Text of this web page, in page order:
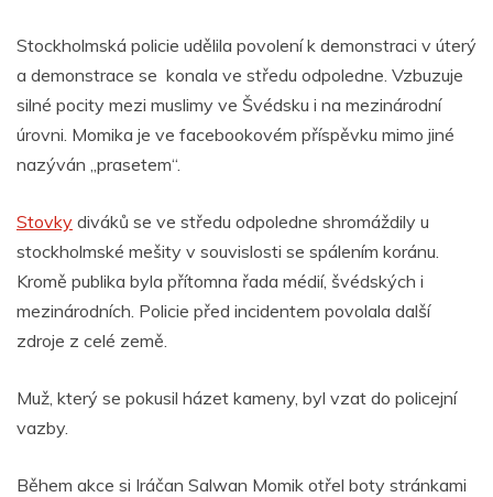
Stockholmská policie udělila povolení k demonstraci v úterý
a demonstrace se konala ve středu odpoledne. Vzbuzuje
silné pocity mezi muslimy ve Švédsku i na mezinárodní
úrovni. Momika je ve facebookovém příspěvku mimo jiné
nazýván „prasetem“.
Stovky diváků se ve středu odpoledne shromáždily u
stockholmské mešity v souvislosti se spálením koránu.
Kromě publika byla přítomna řada médií, švédských i
mezinárodních. Policie před incidentem povolala další
zdroje z celé země.
Muž, který se pokusil házet kameny, byl vzat do policejní
vazby.
Během akce si Iráčan Salwan Momik otřel boty stránkami